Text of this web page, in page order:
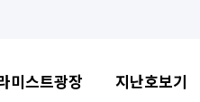
미스트광장 지난호보기